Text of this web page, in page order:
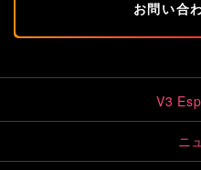
お問い合
V3
ニ